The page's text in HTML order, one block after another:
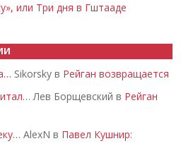
или Три дня в Гштааде
Sikorsky в Рейган возвращается
Лев Борщевский в Рейган
AlexN в Павел Кушнир: